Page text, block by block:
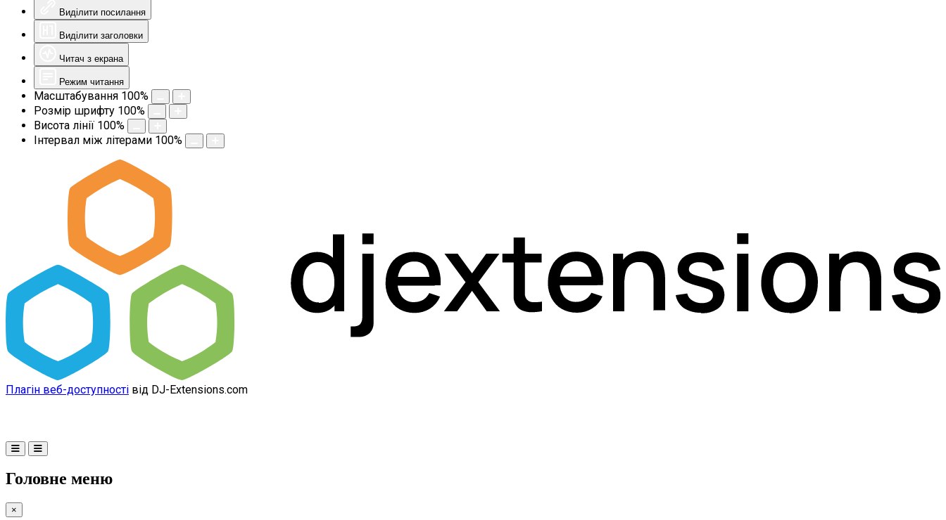
Виділити посилання
Виділити заголовки
Читач з екрана
Режим читання
Масштабування 100%
Розмір шрифту 100%
Висота лінії 100%
Інтервал між літерами 100%
Плагін веб-доступності від DJ-Extensions.com
Головне меню
×